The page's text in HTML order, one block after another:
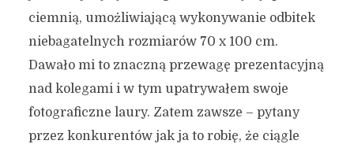
ciemnią, umożliwiającą wykonywanie odbitek
niebagatelnych rozmiarów 70 x 100 cm.
Dawało mi to znaczną przewagę prezentacyjną
nad kolegami i w tym upatrywałem swoje
fotograficzne laury. Zatem zawsze – pytany
przez konkurentów jak ja to robię, że ciągle